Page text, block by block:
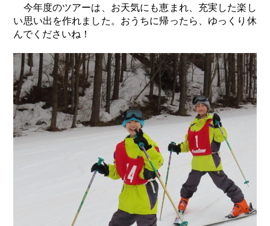
今年度のツアーは、お天気にも恵まれ、充実した楽し
い思い出を作れました。おうちに帰ったら、ゆっくり休
んでくださいね！